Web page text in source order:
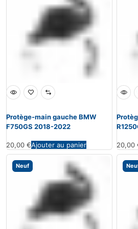
Protège-main gauche BMW
F750GS 2018-2022
20,00 €Ajouter au panier 20,00
Neuf